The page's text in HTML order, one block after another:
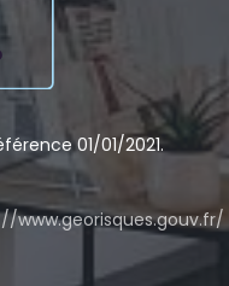
01/01/2021.
www.georisques.gouv.fr/